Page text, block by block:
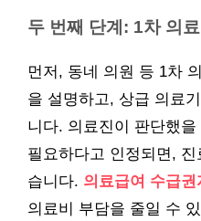
두 번째 단계: 1차 의
먼저, 동네 의원 등 1차
을 설명하고, 상급 의료
니다. 의료진이 판단했
필요하다고 인정되면,
습니다. 의료급여 수급권
의료비 부담을 줄일 수